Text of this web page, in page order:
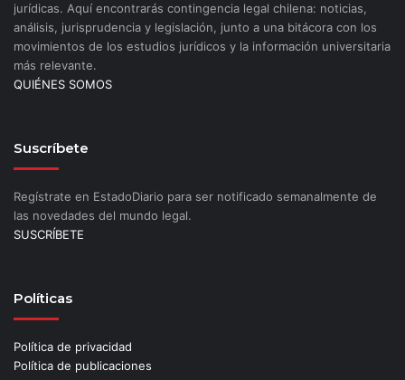
jurídicas. Aquí encontrarás contingencia legal chilena: noticias,
análisis, jurisprudencia y legislación, junto a una bitácora con los
movimientos de los estudios jurídicos y la información universitaria
más relevante.
QUIÉNES SOMOS
Suscríbete
Regístrate en EstadoDiario para ser notificado semanalmente de
las novedades del mundo legal.
SUSCRÍBETE
Políticas
Política de privacidad
Política de publicaciones